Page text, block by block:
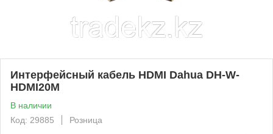
Интерфейсный кабель HDMI Dahua DH-W-
HDMI20M
В наличии
Код: 29885
Розница